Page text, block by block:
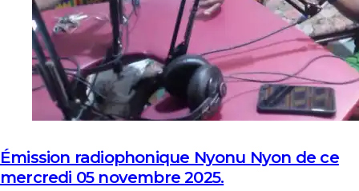
Émission radiophonique Nyonu Nyon de ce
mercredi 05 novembre 2025.